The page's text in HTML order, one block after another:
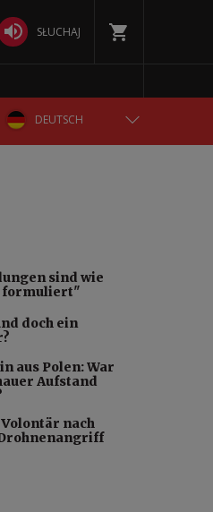
SŁUCHAJ
DEUTSCH
БЕЛАРУСКАЯ
sind wie
formuliert"
doch ein
aus Polen: War
Aufstand
nach